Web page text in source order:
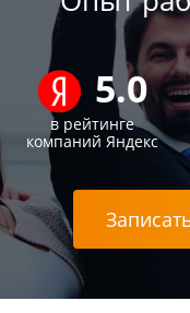
5.0
в рейтинге
компаний Яндекс